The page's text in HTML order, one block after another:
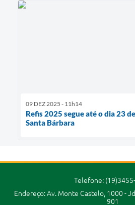
09 DEZ 2025 - 11h14
Refis 2025 segue até o dia 23
Santa Bárbara
Telefone:
Endereço: Av. Monte Castelo, 1000 -
901